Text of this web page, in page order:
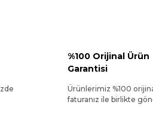
%100 Orijinal Ürün
Garantisi
Ürünlerimiz %100
faturanız ile birlikte